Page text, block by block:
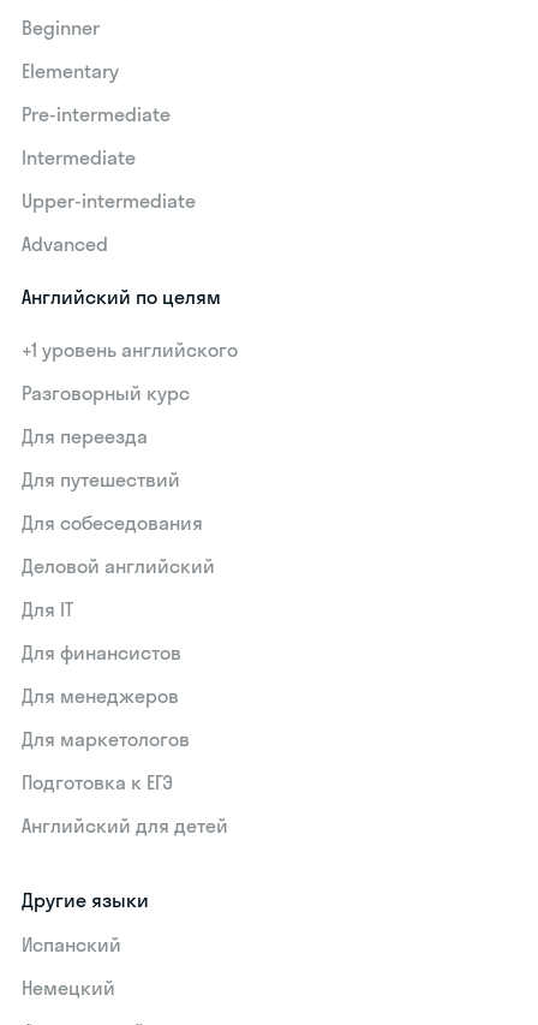
Beginner
Elementary
Pre-intermediate
Intermediate
Upper-intermediate
Advanced
Английский по целям
+1 уровень английского
Разговорный курс
Для переезда
Для путешествий
Для собеседования
Деловой английский
Для IT
Для финансистов
Для менеджеров
Для маркетологов
Подготовка к ЕГЭ
Английский для детей
Другие языки
Испанский
Немецкий